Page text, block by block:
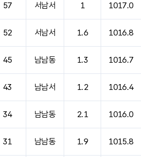
57 서남서 1 1017.0
52 서남서 1.6 1016.8
45 남남동 1.3 1016.7
43 남남서 1.2 1016.4
34 남남동 2.1 1016.0
31 남남동 1.9 1015.8